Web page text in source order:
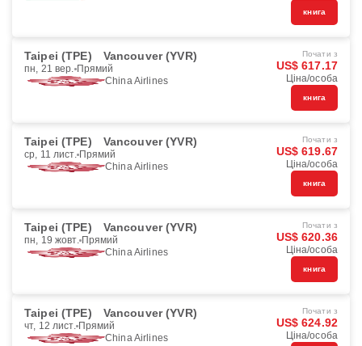
книга
Taipei (TPE) Vancouver (YVR)
пн, 21 вер. Прямий
China Airlines
Почати з
US$ 617.17
Ціна/особа
книга
Taipei (TPE) Vancouver (YVR)
ср, 11 лист. Прямий
China Airlines
Почати з
US$ 619.67
Ціна/особа
книга
Taipei (TPE) Vancouver (YVR)
пн, 19 жовт. Прямий
China Airlines
Почати з
US$ 620.36
Ціна/особа
книга
Taipei (TPE) Vancouver (YVR)
чт, 12 лист. Прямий
China Airlines
Почати з
US$ 624.92
Ціна/особа